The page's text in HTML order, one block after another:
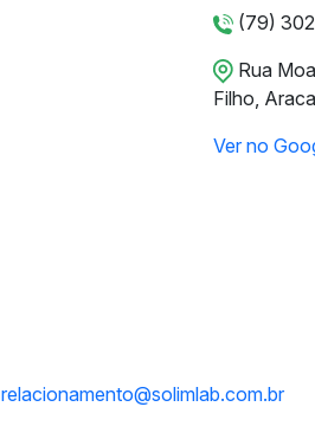
(79)
Rua
Filho,
Ver no
relacionamento@solimlab.com.br